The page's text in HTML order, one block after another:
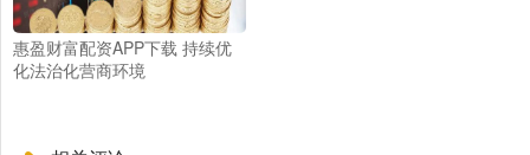
惠盈财富配资APP下载 持续优
化法治化营商环境